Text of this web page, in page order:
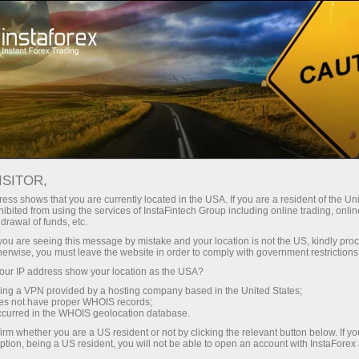
Hisob-varag'ini tez ochish Savdo platformasi
Endi ish
uchun
Investorlar uchun Hamkorlar uchun
varag‘ini ochish
финансовом году эксперты отмечают ряд
shows that you are currently located in the USA. If you are a resident of the
from using the services of InstaFintech Group including online trading,
of funds, etc.
are seeing this message by mistake and your location is not the US, kindly
you must leave the website in order to comply with government
IP address show your location as the USA?
a VPN provided by a hosting company based in the United States;
not have proper WHOIS records;
in the WHOIS geolocation database.
whether you are a US resident or not by clicking the relevant button below. If
being a US resident, you will not be able to open an account with InstaForex